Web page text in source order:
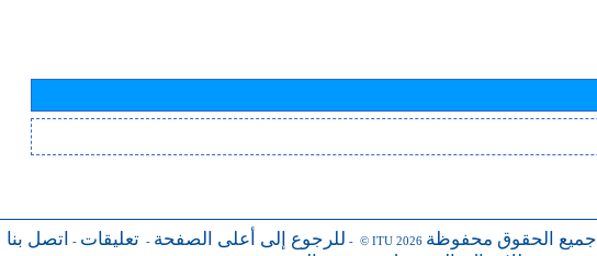
للرجوع إلى أعلى الصفحة - تعليقات - اتصل بنا - © ITU 2026 جميع الحقوق محفوظة